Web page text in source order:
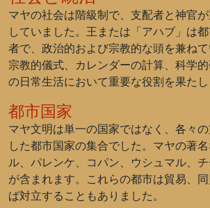
マヤの社会は階級制で、支配者と神官
していました。王または「アハブ」は
者で、政治的および宗教的な頭を兼ね
宗教的儀式、カレンダーの計算、科学
の日常生活において重要な役割を果たし
都市国家
マヤ文明は単一の国家ではなく、各々
した都市国家の集合でした。マヤの著
ル、パレンケ、コパン、ウシュマル、
が含まれます。これらの都市は貿易、
ば対立することもありました。